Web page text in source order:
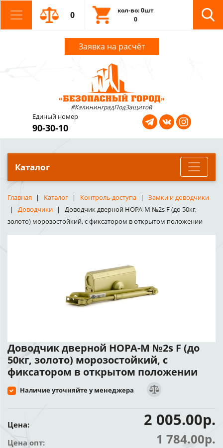
0
кол-во: 0шт
0
Заявка на расчёт
#КалининградПодЗащитой
Единый номер
90-30-10
Каталог
Главная Каталог Контроль доступа
Замки и доводчики
Доводчики
Доводчик дверной НОРА-М №2s F (до 50кг,
золото) морозостойкий, с фиксатором в открытом положении
Доводчик дверной НОРА-М №2s F (до
50кг, золото) морозостойкий, с
фиксатором в открытом положении
Наличие уточняйте у менеджера
Цена: 2 005.00р.
Цена опт: 1 784.00р.